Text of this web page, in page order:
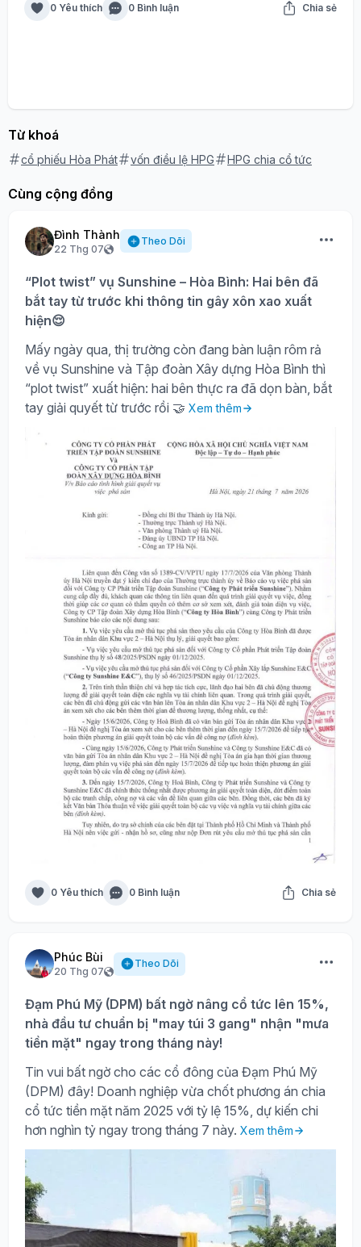
0 Yêu thích 0 Bình luận Chia sẻ
Từ khoá
cổ phiếu Hòa Phát vốn điều lệ HPG HPG chia cổ tức
Cùng cộng đồng
Đình Thành
22 Thg 07
Theo Dõi
“Plot twist” vụ Sunshine – Hòa Bình: Hai bên đã
bắt tay từ trước khi thông tin gây xôn xao xuất
hiện😌
Mấy ngày qua, thị trường còn đang bàn luận rôm rả
về vụ Sunshine và Tập đoàn Xây dựng Hòa Bình thì
“plot twist” xuất hiện: hai bên thực ra đã dọn bàn, bắt
tay giải quyết từ trước rồi 🤝 Xem thêm
0 Yêu thích 0 Bình luận Chia sẻ
Phúc Bùi
20 Thg 07
Theo Dõi
Đạm Phú Mỹ (DPM) bất ngờ nâng cổ tức lên 15%,
nhà đầu tư chuẩn bị "may túi 3 gang" nhận "mưa
tiền mặt" ngay trong tháng này!
Tin vui bất ngờ cho các cổ đông của Đạm Phú Mỹ
(DPM) đây! Doanh nghiệp vừa chốt phương án chia
cổ tức tiền mặt năm 2025 với tỷ lệ 15%, dự kiến chi
hơn nghìn tỷ ngay trong tháng 7 này. Xem thêm